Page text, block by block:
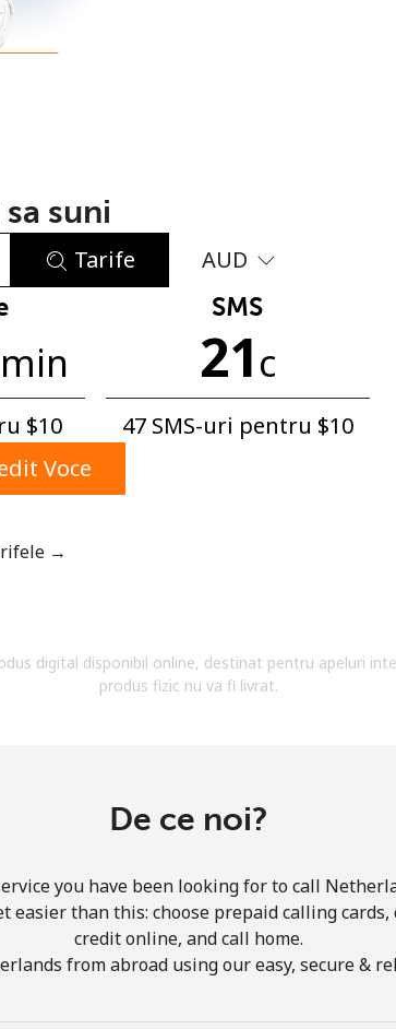
8 litere
majuscula si o litera mica
numar
simbol/litera speciala
deschiderea unui cont pe acest site, sunt de
Buna!
Logheaza-te sauCREEAZA CONT NOU →
suni
Tarife AUD
⁦$10⁩
SMS
21c
47 SMS-uri pentru ⁦$10⁩
Voce
→
digital disponibil online, destinat pentru apeluri
produs fizic nu va fi livrat.
De ce noi?
you have been looking for to call
easier than this: choose prepaid calling cards,
credit online, and call home.
from abroad using our easy, secure &